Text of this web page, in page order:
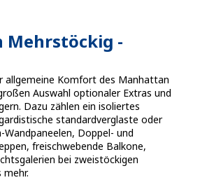
Mehrstöckig -
allgemeine Komfort des Manhattan
Auswahl optionaler Extras und
Dazu zählen ein isoliertes
standardverglaste oder
Doppel- und
freischwebende Balkone,
bei zweistöckigen
mehr.